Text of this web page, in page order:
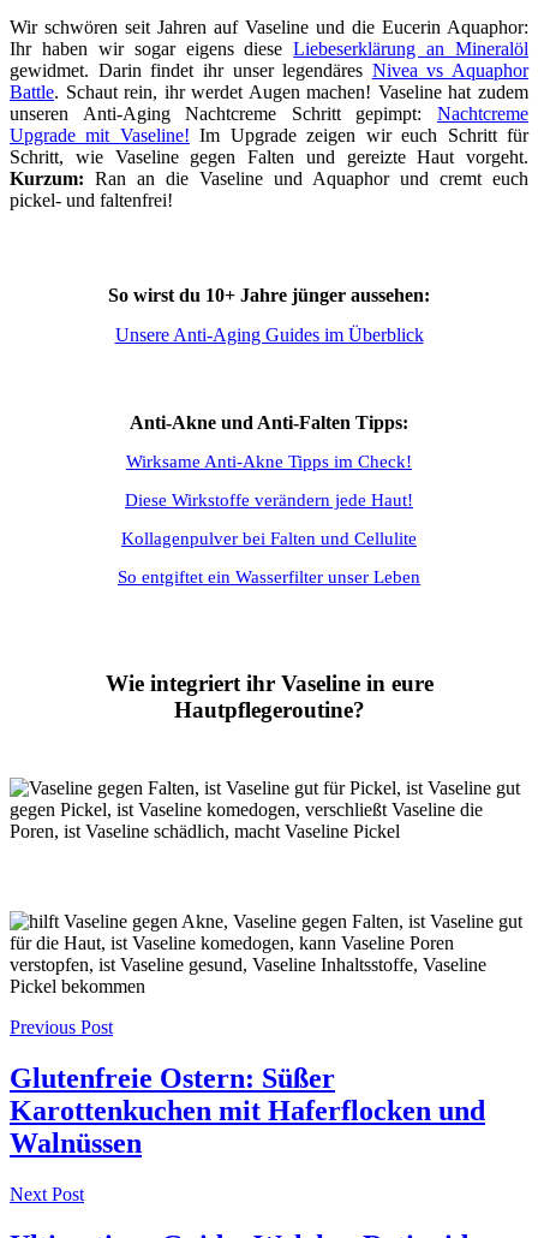
Wir schwören seit Jahren auf Vaseline und die Eucerin Aquaphor:
Ihr haben wir sogar eigens dieseLiebeserklärung an Mineralöl
gewidmet. Darin findet ihr unser legendäres Nivea vs Aquaphor
Battle. Schaut rein, ihr werdet Augen machen! Vaseline hat zudem
unseren Anti-Aging Nachtcreme Schritt gepimpt: Nachtcreme
Upgrade mit Vaseline! Im Upgrade zeigen wir euch Schritt für
Schritt, wie Vaseline gegen Falten und gereizte Haut vorgeht.
Kurzum: Ran an die Vaseline und Aquaphor und cremt euch
pickel- und faltenfrei!
So wirst du 10+ Jahre jünger aussehen:
Unsere Anti-Aging Guides im Überblick
Anti-Akne und Anti-Falten Tipps:
Wirksame Anti-Akne Tipps im Check!
Diese Wirkstoffe verändern jede Haut!
Kollagenpulver bei Falten und Cellulite
So entgiftet ein Wasserfilter unser Leben
Wie integriert ihr Vaseline in eure
Hautpflegeroutine?
Post
navigation
Previous Post
Glutenfreie Ostern: Süßer
Karottenkuchen mit Haferflocken und
Walnüssen
Next Post